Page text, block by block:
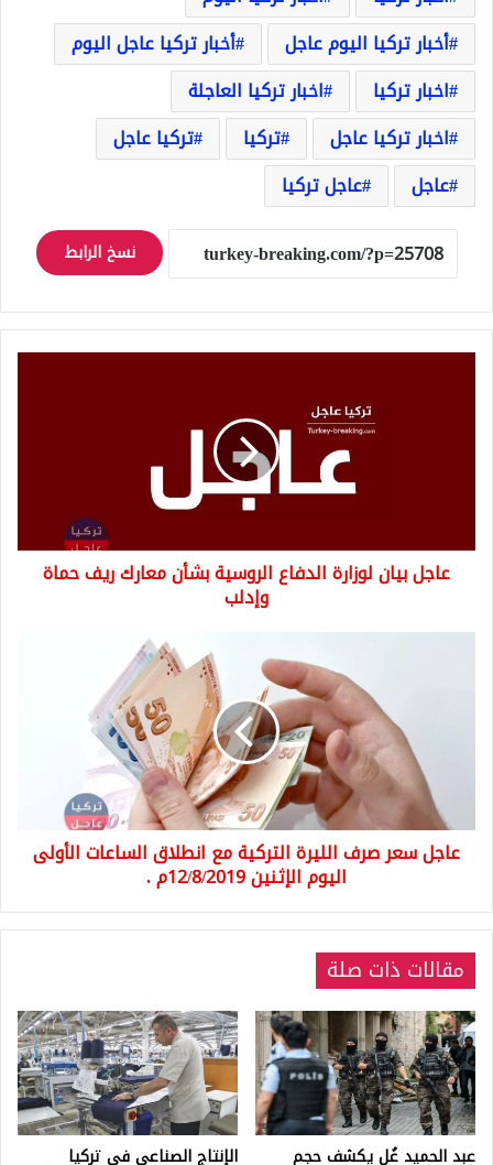
أخبار تركيا اليوم عاجل
أخبار تركيا عاجل اليوم
اخبار تركيا
اخبار تركيا العاجلة
اخبار تركيا عاجل
تركيا
تركيا عاجل
عاجل
عاجل تركيا
نسخ الرابط
حماة
وإدلبعاجل بيان لوزارة الدفاع الروسية بشأن معارك ريف حماة
وإدلب
الساعات
الأولى
اليوم
.
عاجل سعر صرف الليرة التركية مع انطلاق الساعات الأولى
اليوم الإثنين 12/8/2019م .
مقالات ذات صلة
عبد الحميد غُل يكشف حجم الإنتاج الصناعي في تركيا